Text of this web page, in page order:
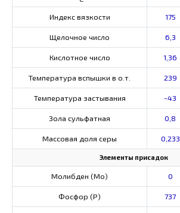
Индекс вязкости 175
Щелочное число 6,3
Кислотное число 1,36
Температура вспышки в о.т. 239
Температура застывания -43
Зола сульфатная 0,8
Массовая доля серы 0,233
Элементы присадок
Молибден (Мо) 0
Фосфор (Р) 737